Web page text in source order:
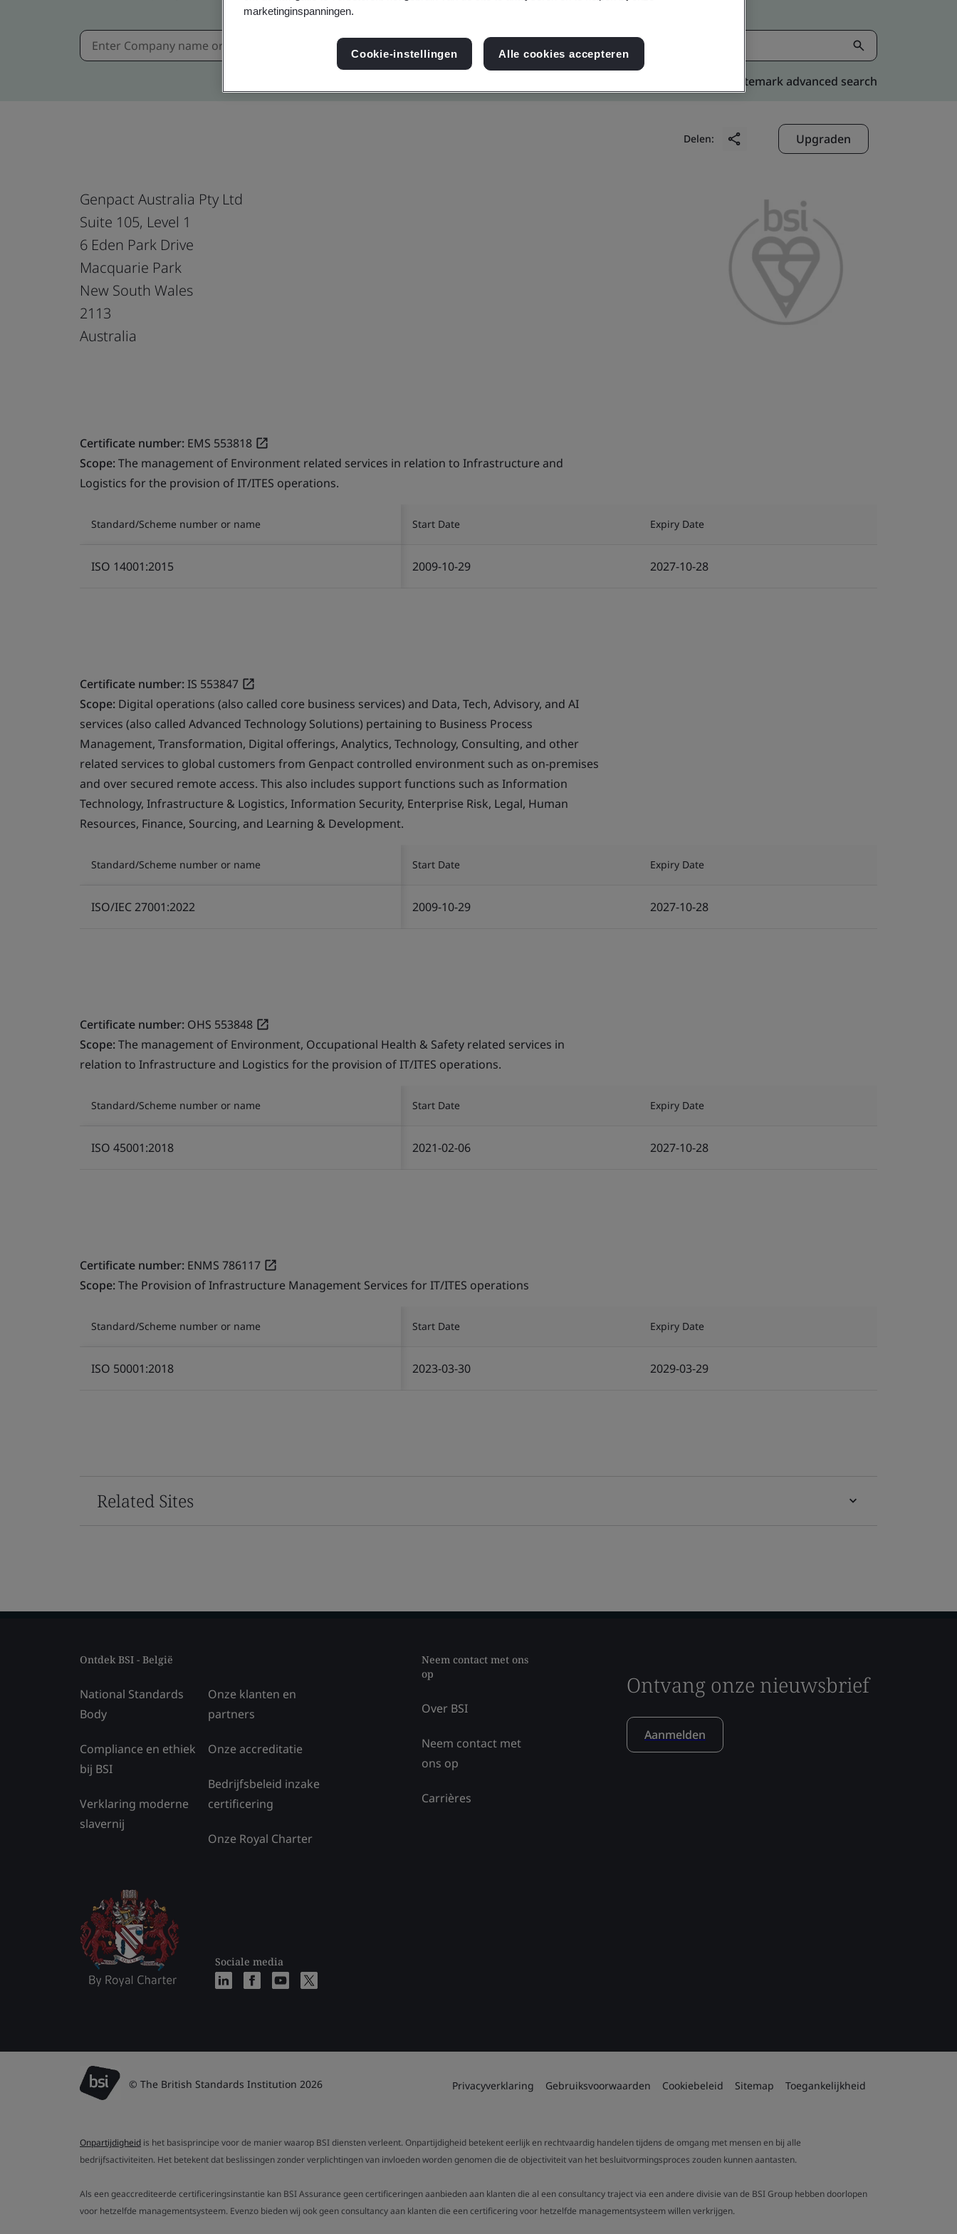
Kitemark advanced search
Delen: Upgraden
Genpact Australia Pty Ltd
Suite 105, Level 1
6 Eden Park Drive
Macquarie Park
New South Wales
2113
Australia
Certificate number: EMS 553818
Scope:The management of Environment related services in relation to Infrastructure and
Logistics for the provision of IT/ITES operations.
Standard/Scheme number or name Start Date Expiry Date
ISO 14001:2015 2009-10-29 2027-10-28
Certificate number:IS 553847
Scope: Digital operations (also called core business services) and Data, Tech, Advisory, and AI
services (also called Advanced Technology Solutions) pertaining to Business Process
Management, Transformation, Digital offerings, Analytics, Technology, Consulting, and other
related services to global customers from Genpact controlled environment such as on-premises
and over secured remote access. This also includes support functions such as Information
Technology, Infrastructure & Logistics, Information Security, Enterprise Risk, Legal, Human
Resources, Finance, Sourcing, and Learning & Development.
Standard/Scheme number or name Start Date Expiry Date
ISO/IEC 27001:2022 2009-10-29 2027-10-28
Certificate number: OHS 553848
Scope:The management of Environment, Occupational Health & Safety related services in
relation to Infrastructure and Logistics for the provision of IT/ITES operations.
Standard/Scheme number or name Start Date Expiry Date
ISO 45001:2018 2021-02-06 2027-10-28
Certificate number: ENMS 786117
Scope:The Provision of Infrastructure Management Services for IT/ITES operations
Standard/Scheme number or name Start Date Expiry Date
ISO 50001:2018 2023-03-30 2029-03-29
Related Sites
Ontdek BSI - België
National Standards
Body
Compliance en ethiek
bij BSI
Verklaring moderne
slavernij
Onze klanten en
partners
Onze accreditatie
Bedrijfsbeleid inzake
certificering
Onze Royal Charter
Sociale media
Neem contact met ons
op
Over BSI
Neem contact met
ons op
Carrières
Ontvang onze nieuwsbrief
Aanmelden
© The British Standards Institution 2026 Privacyverklaring Gebruiksvoorwaarden Cookiebeleid Sitemap Toegankelijkheid
Onpartijdigheid is het basisprincipe voor de manier waarop BSI diensten verleent. Onpartijdigheid betekent eerlijk en rechtvaardig handelen tijdens de omgang met mensen en bij alle
bedrijfsactiviteiten. Het betekent dat beslissingen zonder verplichtingen van invloeden worden genomen die de objectiviteit van het besluitvormingsproces zouden kunnen aantasten.
Als een geaccrediteerde certificeringsinstantie kan BSI Assurance geen certificeringen aanbieden aan klanten die al een consultancy traject via een andere divisie van de BSI Group hebben doorlopen
voor hetzelfde managementsysteem. Evenzo bieden wij ook geen consultancy aan klanten die een certificering voor hetzelfde managementsysteem willen verkrijgen.
marketinginspanningen.
Cookie-instellingen Alle cookies accepteren